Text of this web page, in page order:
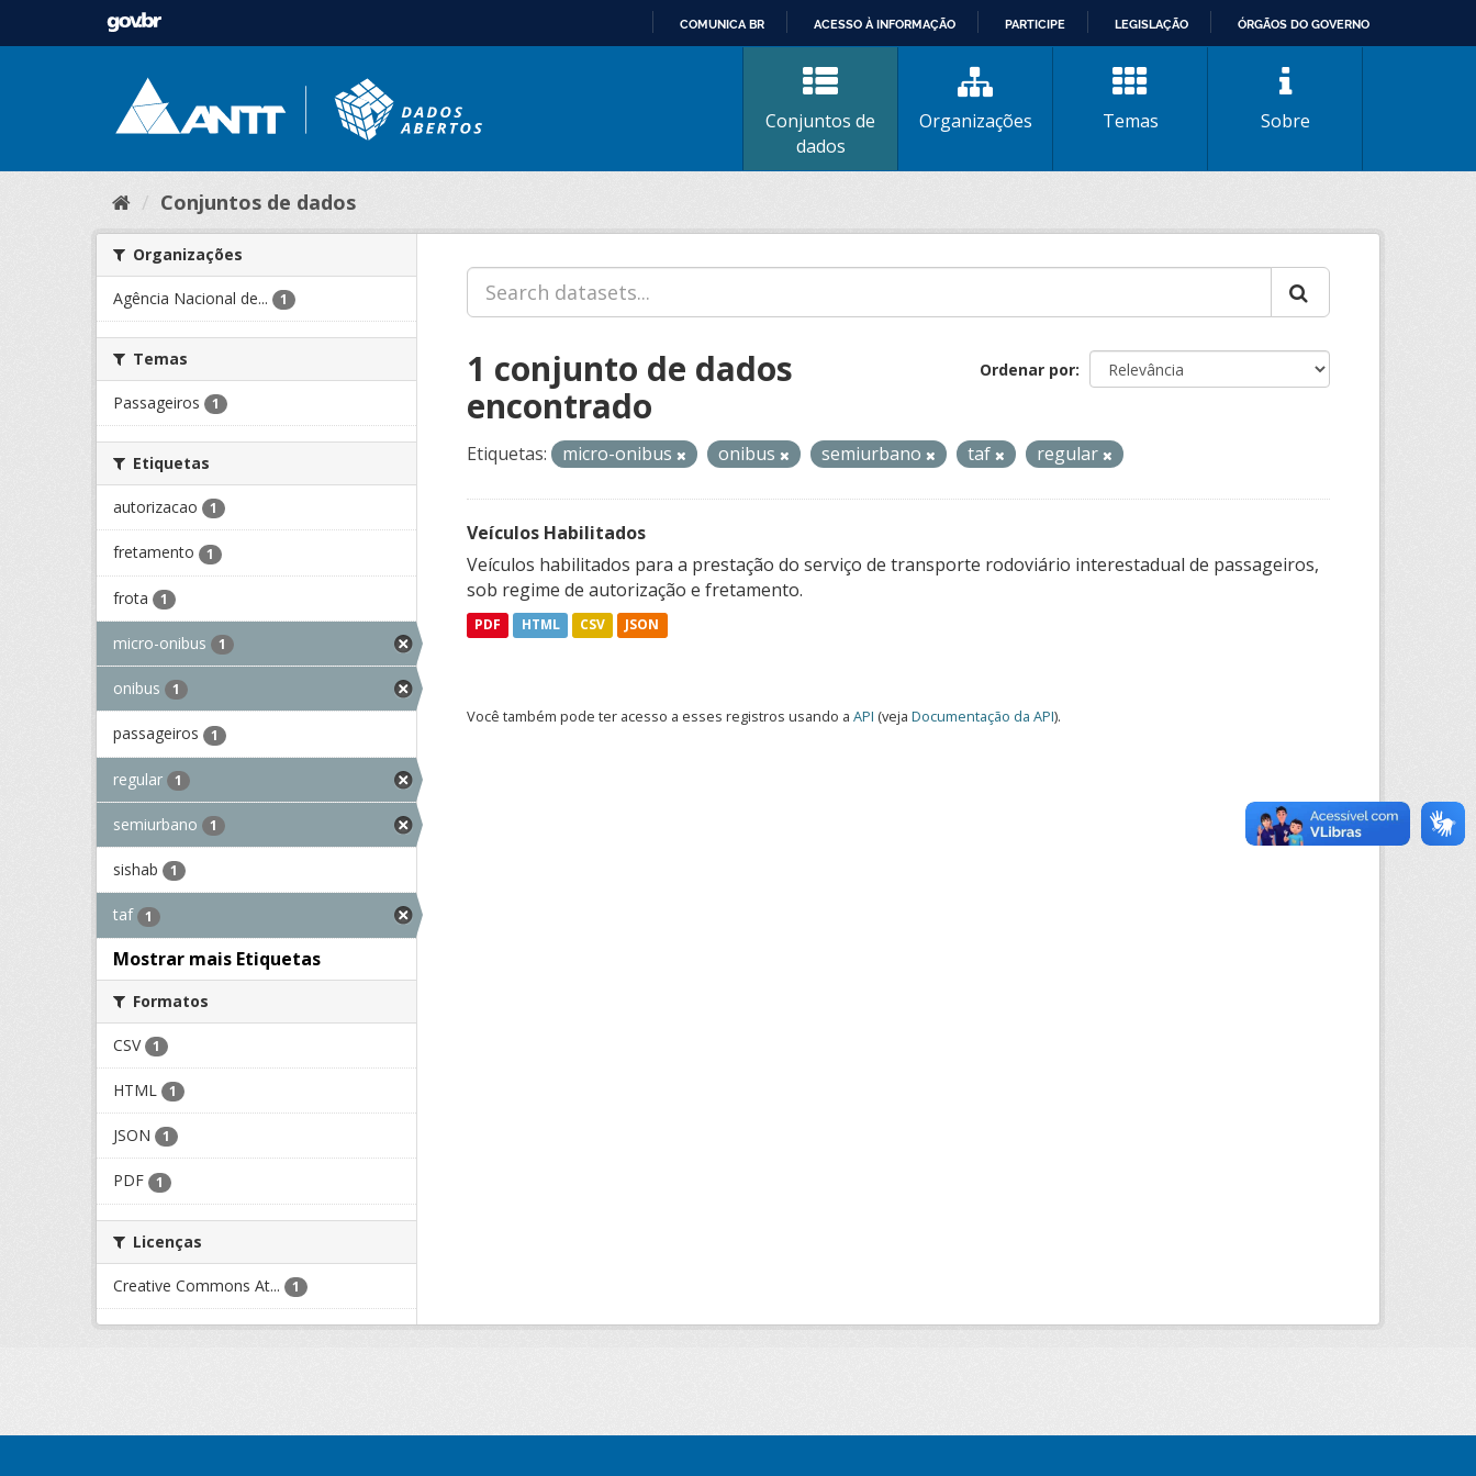
CONTEÚDO
COMUNICA BR ACESSO À INFORMAÇÃO PARTICIPE LEGISLAÇÃO ÓRGÃOS DO GOVERNO
Conjuntos de
dados
Organizações Temas Sobre
Conjuntos de dados
Organizações
Agência Nacional de... 1
Temas
Passageiros 1
Etiquetas
autorizacao 1
fretamento 1
frota 1
micro-onibus 1
onibus 1
passageiros 1
regular 1
semiurbano 1
sishab 1
taf 1
Mostrar mais Etiquetas
Formatos
CSV 1
HTML 1
JSON 1
PDF 1
Licenças
Creative Commons At... 1
Ordenar por
1 conjunto de dados
encontrado
Etiquetas: micro-onibus onibus semiurbano taf regular
Veículos Habilitados
Veículos habilitados para a prestação do serviço de transporte rodoviário interestadual de passageiros,
sob regime de autorização e fretamento.
PDF HTML CSV JSON
Você também pode ter acesso a esses registros usando a API (veja Documentação da API).